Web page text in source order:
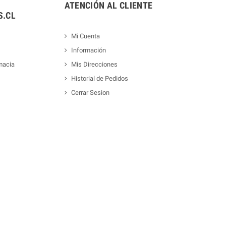
ATENCIÓN AL CLIENTE
Mi Cuenta
Información
Mis Direcciones
Historial de Pedidos
Cerrar Sesion